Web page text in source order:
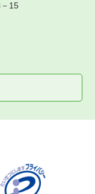
15